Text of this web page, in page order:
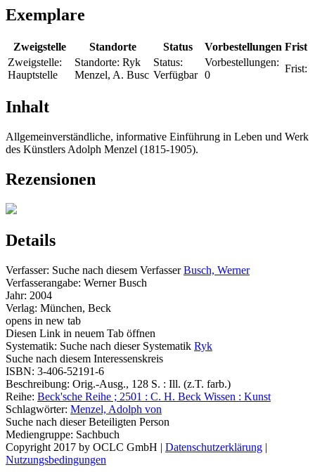
Exemplare
Zweigstelle Standorte Status Vorbestellungen Frist
Zweigstelle:
Hauptstelle
Standorte: Ryk
Menzel, A. Busc
Status:
Verfügbar
Vorbestellungen:
0
Frist:
Inhalt
Allgemeinverständliche, informative Einführung in Leben und Werk
des Künstlers Adolph Menzel (1815-1905).
Rezensionen
Details
Verfasser: Suche nach diesem Verfasser Busch, Werner
Verfasserangabe: Werner Busch
Jahr: 2004
Verlag: München, Beck
opens in new tab
Diesen Link in neuem Tab öffnen
Systematik: Suche nach dieser Systematik Ryk
Suche nach diesem Interessenskreis
ISBN: 3-406-52191-6
Beschreibung: Orig.-Ausg., 128 S. : Ill. (z.T. farb.)
Reihe: Beck'sche Reihe ; 2501 : C. H. Beck Wissen : Kunst
Schlagwörter: Menzel, Adolph von
Suche nach dieser Beteiligten Person
Mediengruppe: Sachbuch
Copyright 2017 by OCLC GmbH | Datenschutzerklärung |
Nutzungsbedingungen